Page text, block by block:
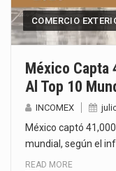
COMERCIO
México Capta
Al Top 10
INCOMEX
México captó
mundial, según el
READ MORE